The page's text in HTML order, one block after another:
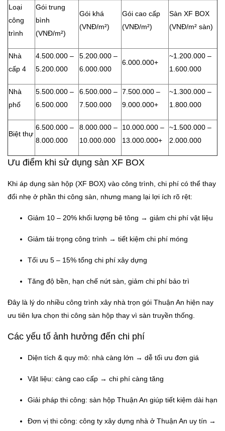
Loại
công
trình
Gói trung
bình
(VNĐ/m²)
Gói khá
(VNĐ/m²)
Gói cao cấp
(VNĐ/m²)
Sàn XF BOX
(VNĐ/m² sàn)
Nhà
cấp 4
4.500.000 –
5.200.000
5.200.000 –
6.000.000
6.000.000+
~1.200.000 –
1.600.000
Nhà
phố
5.500.000 –
6.500.000
6.500.000 –
7.500.000
7.500.000 –
9.000.000+
~1.300.000 –
1.800.000
Biệt thự
6.500.000 –
8.000.000
8.000.000 –
10.000.000
10.000.000 –
13.000.000+
~1.500.000 –
2.000.000
Ưu điểm khi sử dụng sàn XF BOX
Khi áp dụng sàn hộp (XF BOX) vào công trình, chi phí có thể thay
đổi nhẹ ở phần thi công sàn, nhưng mang lại lợi ích rõ rệt:
Giảm 10 – 20% khối lượng bê tông → giảm chi phí vật liệu
Giảm tải trọng công trình → tiết kiệm chi phí móng
Tối ưu 5 – 15% tổng chi phí xây dựng
Tăng độ bền, hạn chế nứt sàn, giảm chi phí bảo trì
Đây là lý do nhiều công trình xây nhà trọn gói Thuận An hiện nay
ưu tiên lựa chọn thi công sàn hộp thay vì sàn truyền thống.
Các yếu tố ảnh hưởng đến chi phí
Diện tích & quy mô: nhà càng lớn → dễ tối ưu đơn giá
Vật liệu: càng cao cấp → chi phí càng tăng
Giải pháp thi công: sàn hộp Thuận An giúp tiết kiệm dài hạn
Đơn vị thi công: công ty xây dựng nhà ở Thuận An uy tín →